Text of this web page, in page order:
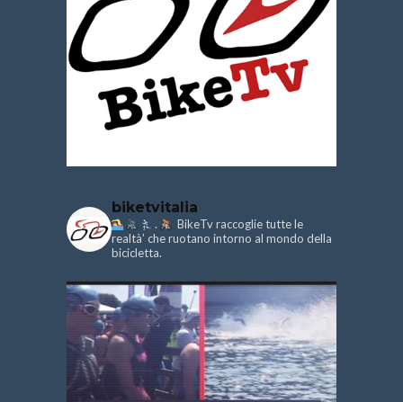
biketvitalia
.
BikeTv raccoglie tutte le
realtà’ che ruotano intorno al mondo della
bicicletta.